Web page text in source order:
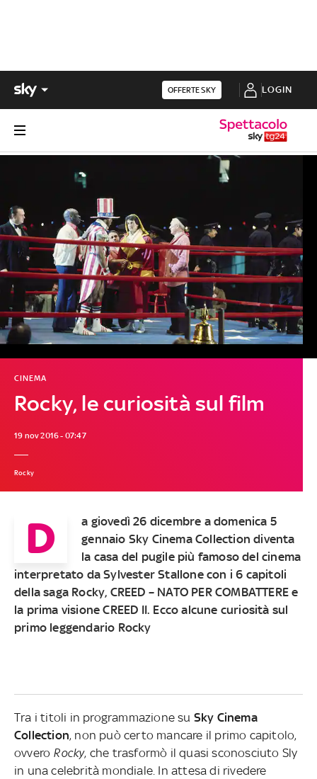
OFFERTE SKY LOGIN
Rocky, le curiosità sul film
CINEMA
19 nov 2016 - 07:47
Rocky
D
a giovedì 26 dicembre a domenica 5
gennaio Sky Cinema Collection diventa
la casa del pugile più famoso del cinema
interpretato da Sylvester Stallone con i 6 capitoli
della saga Rocky, CREED – NATO PER COMBATTERE e
la prima visione CREED II. Ecco alcune curiosità sul
primo leggendario Rocky
Tra i titoli in programmazione su Sky Cinema
Collection, non può certo mancare il primo capitolo,
ovvero Rocky, che trasformò il quasi sconosciuto Sly
in una celebrità mondiale. In attesa di rivedere